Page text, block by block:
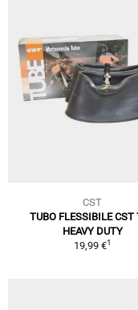
CST
TUBO FLESSIBILE CST
HEAVY DUTY
19,99 €1